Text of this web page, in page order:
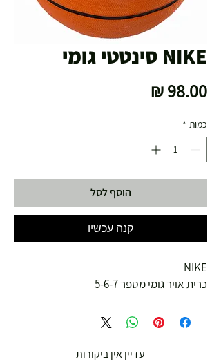
NIKE סינטטי גומי
כמות *
הוסף לסל
קנה עכשיו
NIKE
כרית אויר גומי מספר 5-6-7
עדיין אין ביקורות